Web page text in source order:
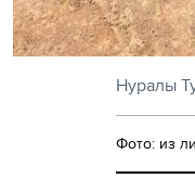
Нуралы
Фото: из